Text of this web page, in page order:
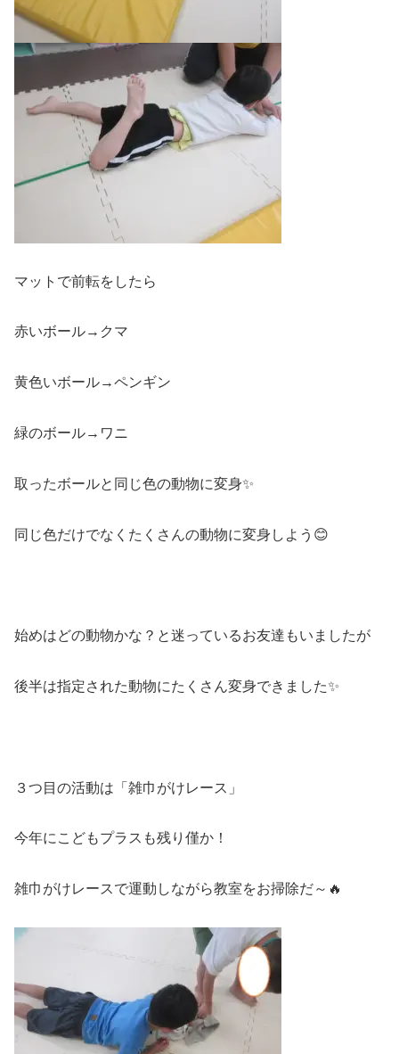
マットで前転をしたら
赤いボール→クマ
黄色いボール→ペンギン
緑のボール→ワニ
取ったボールと同じ色の動物に変身✨
同じ色だけでなくたくさんの動物に変身しよう😊
始めはどの動物かな？と迷っているお友達もいましたが
後半は指定された動物にたくさん変身できました✨
３つ目の活動は「雑巾がけレース」
今年にこどもプラスも残り僅か！
雑巾がけレースで運動しながら教室をお掃除だ～🔥